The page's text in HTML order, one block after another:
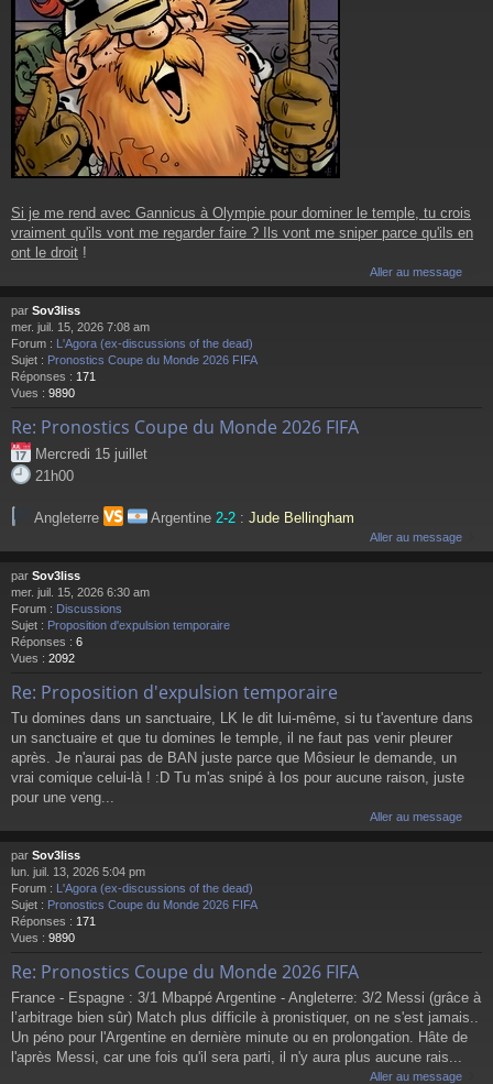
Si je me rend avec Gannicus à Olympie pour dominer le temple, tu crois
vraiment qu'ils vont me regarder faire ? Ils vont me sniper parce qu'ils en
ont le droit !
Aller au message
par Sov3liss
mer. juil. 15, 2026 7:08 am
Forum : L'Agora (ex-discussions of the dead)
Sujet : Pronostics Coupe du Monde 2026 FIFA
Réponses : 171
Vues : 9890
Re: Pronostics Coupe du Monde 2026 FIFA
Mercredi 15 juillet
21h00
Angleterre Argentine 2-2 : Jude Bellingham
Aller au message
par Sov3liss
mer. juil. 15, 2026 6:30 am
Forum : Discussions
Sujet : Proposition d'expulsion temporaire
Réponses : 6
Vues : 2092
Re: Proposition d'expulsion temporaire
Tu domines dans un sanctuaire, LK le dit lui-même, si tu t'aventure dans
un sanctuaire et que tu domines le temple, il ne faut pas venir pleurer
après. Je n'aurai pas de BAN juste parce que Môsieur le demande, un
vrai comique celui-là ! :D Tu m'as snipé à Ios pour aucune raison, juste
pour une veng...
Aller au message
par Sov3liss
lun. juil. 13, 2026 5:04 pm
Forum : L'Agora (ex-discussions of the dead)
Sujet : Pronostics Coupe du Monde 2026 FIFA
Réponses : 171
Vues : 9890
Re: Pronostics Coupe du Monde 2026 FIFA
France - Espagne : 3/1 Mbappé Argentine - Angleterre: 3/2 Messi (grâce à
l’arbitrage bien sûr) Match plus difficile à pronistiquer, on ne s'est jamais..
Un péno pour l'Argentine en dernière minute ou en prolongation. Hâte de
l'après Messi, car une fois qu'il sera parti, il n'y aura plus aucune rais...
Aller au message